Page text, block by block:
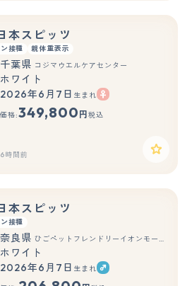
本スピッツ
接種 親体重表示
もっと見る
千葉県 コジマウエルケアセンター
ホワイト
2026年6月7日 生まれ
価格:349,800 円 税込
6時間前
本スピッツ
接種
もっと見る
奈良県 ひごペットフレンドリーイオンモール橿原ウエスト・ビレッジ店
ホワイト
2026年6月7日 生まれ